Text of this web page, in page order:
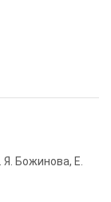
Я. Божинова, Е.